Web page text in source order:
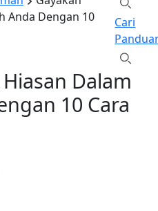
Anda Dengan 10
Cari
Dalam
10 Cara